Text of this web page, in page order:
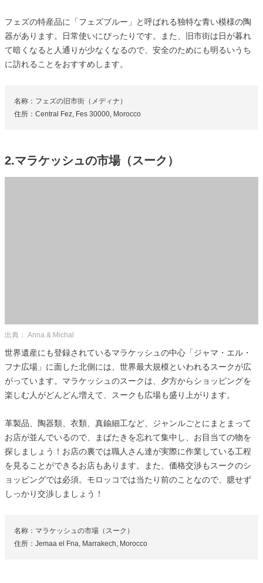
フェズの特産品に「フェズブルー」と呼ばれる独特な青い模様の陶
器があります。日常使いにぴったりです。また、旧市街は日が暮れ
て暗くなると人通りが少なくなるので、安全のためにも明るいうち
に訪れることをおすすめします。
名称：フェズの旧市街（メディナ）
住所：Central Fez, Fes 30000, Morocco
2.マラケッシュの市場（スーク）
出典： Anna & Michal
世界遺産にも登録されているマラケッシュの中心「ジャマ・エル・
フナ広場」に面した北側には、世界最大規模といわれるスークが広
がっています。マラケッシュのスークは、夕方からショッピングを
楽しむ人がどんどん増えて、スークも広場も盛り上がります。
革製品、陶器類、衣類、真鍮細工など、ジャンルごとにまとまって
お店が並んでいるので、まばたきを忘れて集中し、お目当ての物を
探しましょう！お店の裏では職人さん達が実際に作業している工程
を見ることができるお店もあります。また、価格交渉もスークのシ
ョッピングでは必須。モロッコでは当たり前のことなので、臆せず
しっかり交渉しましょう！
名称：マラケッシュの市場（スーク）
住所：Jemaa el Fna, Marrakech, Morocco